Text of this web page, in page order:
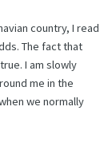
country, I read
The fact that
I am slowly
me in the
we normally